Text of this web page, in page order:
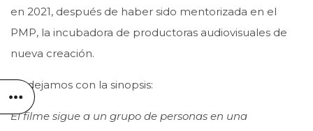
en 2021, después de haber sido mentorizada en el
PMP, la incubadora de productoras audiovisuales de
nueva creación.
Os dejamos con la sinopsis:
El filme sigue a un grupo de personas en una